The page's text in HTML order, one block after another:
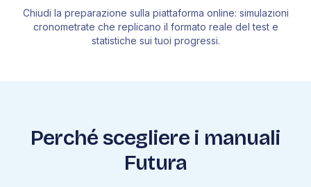
Chiudi la preparazione sulla piattaforma online: simulazioni
cronometrate che replicano il formato reale del test e
statistiche sui tuoi progressi.
Perché scegliere i manuali
Futura